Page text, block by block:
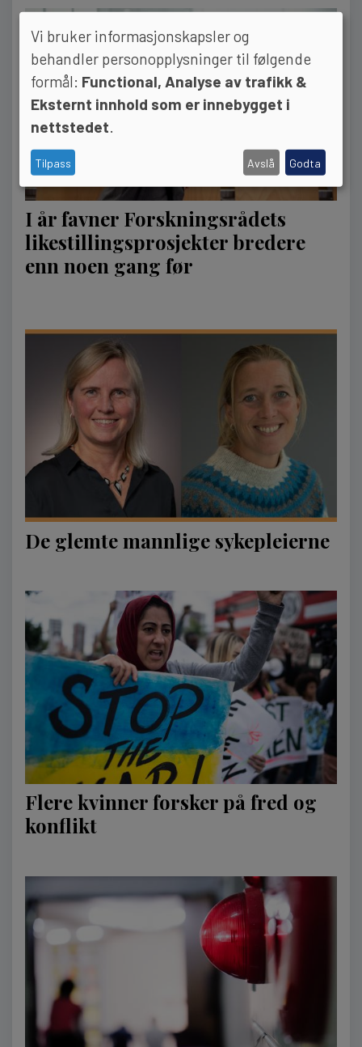
I år favner Forskningsrådets
likestillingsprosjekter bredere
enn noen gang før
De glemte mannlige sykepleierne
Flere kvinner forsker på fred og
konflikt
Vi bruker informasjonskapsler og
behandler personopplysninger til følgende
formål: Functional, Analyse av trafikk &
Eksternt innhold som er innebygget i
nettstedet.
Tilpass Avslå Godta